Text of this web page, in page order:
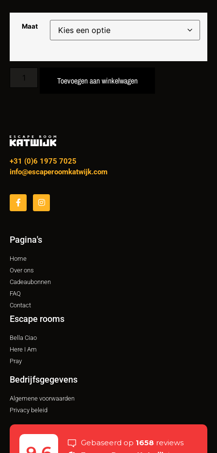
Maat
Toevoegen aan winkelwagen
+31 (0)6 1975 7025
info@escaperoomkatwijk.com
Pagina's
Home
Over ons
Cadeaubonnen
FAQ
Contact
Escape rooms
Bella Ciao
Here I Am
Pray
Bedrijfsgegevens
Algemene voorwaarden
Privacy beleid
Gebaseerd op 1658 reviews